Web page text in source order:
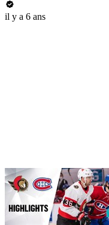
il y a 6 ans